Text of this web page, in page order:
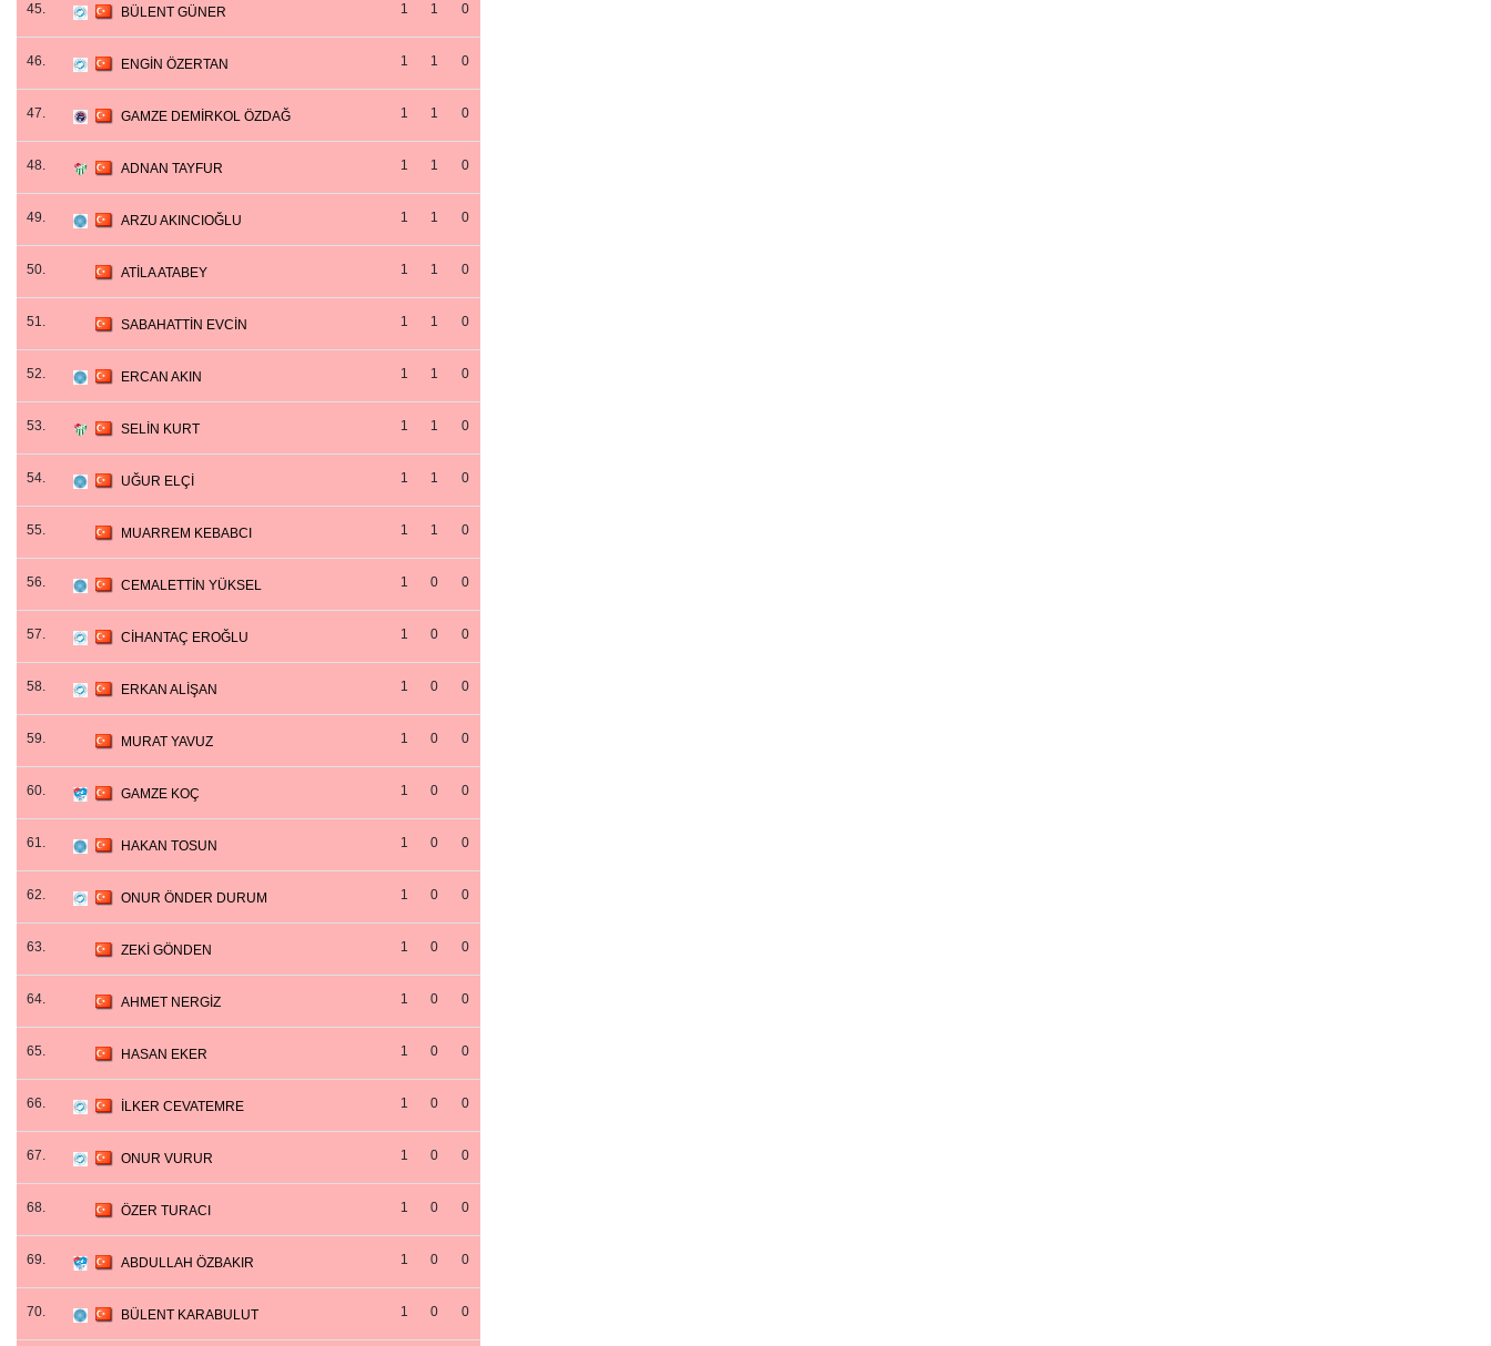
45. BÜLENT GÜNER 1 1 0
46. ENGİN ÖZERTAN 1 1 0
47. GAMZE DEMİRKOL ÖZDAĞ 1 1 0
48. ADNAN TAYFUR 1 1 0
49. ARZU AKINCIOĞLU 1 1 0
50. ATİLA ATABEY 1 1 0
51. SABAHATTİN EVCİN 1 1 0
52. ERCAN AKIN 1 1 0
53. SELİN KURT 1 1 0
54. UĞUR ELÇİ 1 1 0
55. MUARREM KEBABCI 1 1 0
56. CEMALETTİN YÜKSEL 1 0 0
57. CİHANTAÇ EROĞLU 1 0 0
58. ERKAN ALİŞAN 1 0 0
59. MURAT YAVUZ 1 0 0
60. GAMZE KOÇ 1 0 0
61. HAKAN TOSUN 1 0 0
62. ONUR ÖNDER DURUM 1 0 0
63. ZEKİ GÖNDEN 1 0 0
64. AHMET NERGİZ 1 0 0
65. HASAN EKER 1 0 0
66. İLKER CEVATEMRE 1 0 0
67. ONUR VURUR 1 0 0
68. ÖZER TURACI 1 0 0
69. ABDULLAH ÖZBAKIR 1 0 0
70. BÜLENT KARABULUT 1 0 0